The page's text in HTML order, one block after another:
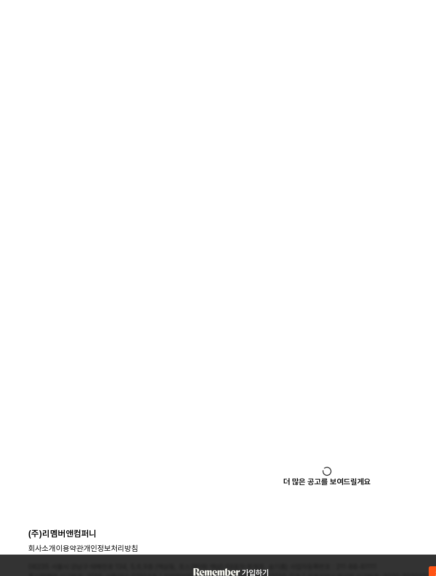
더 많은 공고를 보여드릴게요
(주)리멤버앤컴퍼니
회사소개 이용약관개인정보처리방침
06235 서울시 강남구 테헤란로 134, 5,6,9층 (역삼동, 포스코타워 역삼) (대표자:최재호, 송기홍) 사업자등록번호 : 211-88-81111
가입하기